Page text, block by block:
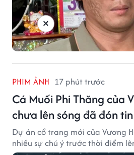
PHIM ẢNH 17 phút trước
Cá Muối Phi Thăng của
chưa lên sóng đã đón
Dự án cổ trang mới của Vương
nhiều sự chú ý trước thời điểm
×